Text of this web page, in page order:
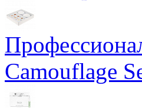
Camouflage